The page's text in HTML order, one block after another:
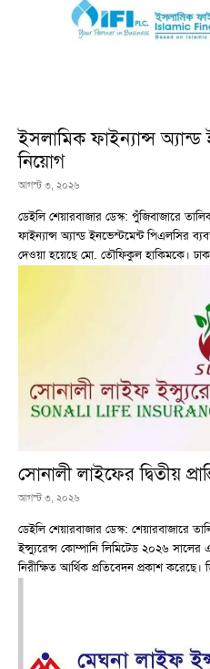
ইসলামিক ফাইন্যান্স
নিয়োগ
আগস্ট ৩, ২০২৬
ডেইলি শেয়ারবাজার ডেস্ক: পুঁজিবাজারে
ফাইন্যান্স অ্যান্ড ইনভেস্টমেন্ট পিএলসির
দেওয়া
সোনালী লাইফের দ্বিতীয়
আগস্ট ৩, ২০২৬
ডেইলি শেয়ারবাজার ডেস্ক: শেয়ারবাজারে
ইন্স্যুরেন্স কোম্পানি লিমিটেড ২০২৬ সালের
নিরীক্ষিত আর্থিক প্রতিবেদন প্রকাশ করেছে।